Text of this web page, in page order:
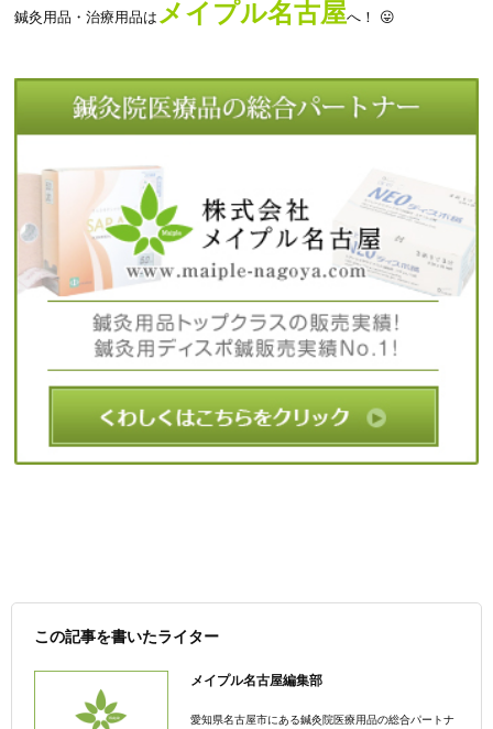
鍼灸用品・治療用品は メイプル名古屋へ！ 😛
この記事を書いたライター
メイプル名古屋編集部
愛知県名古屋市にある鍼灸院医療用品の総合パートナ